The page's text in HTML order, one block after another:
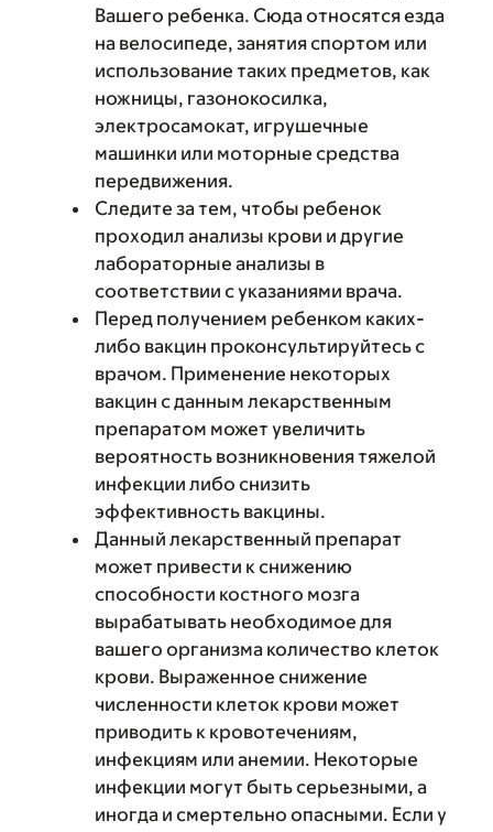
Вашего ребенка. Сюда относятся езда
на велосипеде, занятия спортом или
использование таких предметов, как
ножницы, газонокосилка,
электросамокат, игрушечные
машинки или моторные средства
передвижения.
Следите за тем, чтобы ребенок
проходил анализы крови и другие
лабораторные анализы в
соответствии с указаниями врача.
Перед получением ребенком каких-
либо вакцин проконсультируйтесь с
врачом. Применение некоторых
вакцин с данным лекарственным
препаратом может увеличить
вероятность возникновения тяжелой
инфекции либо снизить
эффективность вакцины.
Данный лекарственный препарат
может привести к снижению
способности костного мозга
вырабатывать необходимое для
вашего организма количество клеток
крови. Выраженное снижение
численности клеток крови может
приводить к кровотечениям,
инфекциям или анемии. Некоторые
инфекции могут быть серьезными, а
иногда и смертельно опасными. Если у